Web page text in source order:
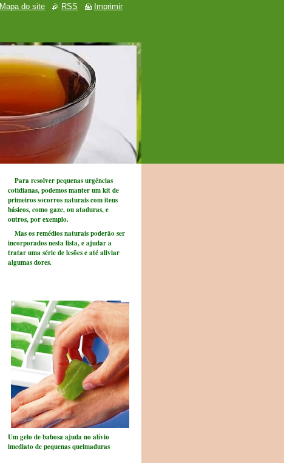
Para resolver pequenas urgências
cotidianas, podemos manter um kit de
primeiros socorros naturais com itens
básicos, como gaze, ou ataduras, e
outros, por exemplo.
Mas os remédios naturais poderão ser
incorporados nesta lista, e ajudar a
tratar uma série de lesões e até aliviar
algumas dores.
Um gelo de babosa ajuda no alívio
imediato de pequenas queimaduras
Mapa do site RSS Imprimir